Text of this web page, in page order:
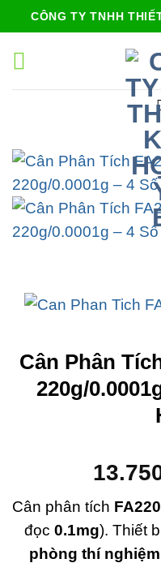
qua
nội
CÔNG TY TNHH
Cân Phân
220g/
Cân phân tích
đọc 0.1mg). Thiết
phòng thí nghiệm